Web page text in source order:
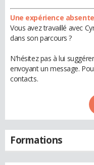
Une expérience
Vous avez travaillé avec
dans son parcours ?
N'hésitez pas à lui
envoyant un message.
contacts.
Formations